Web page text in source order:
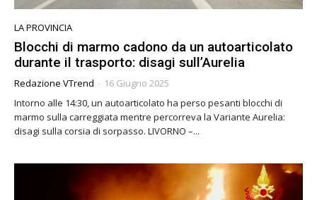
LA PROVINCIA
Blocchi di marmo cadono da un autoarticolato
durante il trasporto: disagi sull’Aurelia
Redazione VTrend - 16 Giugno 2025
Intorno alle 14:30, un autoarticolato ha perso pesanti blocchi di
marmo sulla carreggiata mentre percorreva la Variante Aurelia:
disagi sulla corsia di sorpasso. LIVORNO –...